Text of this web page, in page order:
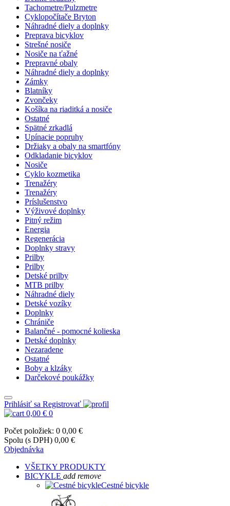
Tachometre/Pulzmetre
Cyklopočítače Bryton
Náhradné diely a doplnky
Preprava bicyklov
Strešné nosiče
Nosiče na ťažné
Prepravné obaly
Náhradné diely a doplnky
Zámky
Blatníky
Zvončeky
Košíka na riaditká a nosiče
Ostatné
Spätné zrkadlá
Upínacie popruhy
Držiaky a obaly na smartfóny
Odkladanie bicyklov
Nosiče
Cyklo kozmetika
Trenažéry
Trenažéry
Príslušenstvo
Výživové doplnky
Pitný režim
Energia
Regenerácia
Doplnky stravy
Prilby
Prilby
Detské prilby
MTB prilby
Náhradné diely
Detské vozíky
Doplnky
Chrániče
Balančné - pomocné kolieska
Detské doplnky
Nezaradene
Ostatné
Boby a klzáky
Darčekové poukážky
Prihlásiť sa Registrovať
0,00 € 0
Počet položiek: 0 0,00 €
Spolu (s DPH) 0,00 €
Objednávka
VŠETKY PRODUKTY
BICYKLE add remove
Cestné bicykle